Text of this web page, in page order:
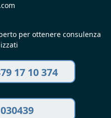
per ottenere consulenza
17 10 374